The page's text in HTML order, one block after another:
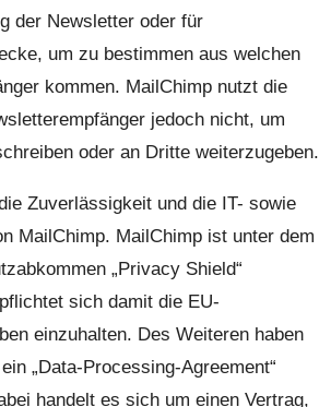
der Newsletter oder für
um zu bestimmen aus welchen
kommen. MailChimp nutzt die
jedoch nicht, um
oder an Dritte weiterzugeben.
Zuverlässigkeit und die IT- sowie
MailChimp. MailChimp ist unter dem
„Privacy Shield“
sich damit die EU-
einzuhalten. Des Weiteren haben
„Data-Processing-Agreement“
handelt es sich um einen Vertrag,